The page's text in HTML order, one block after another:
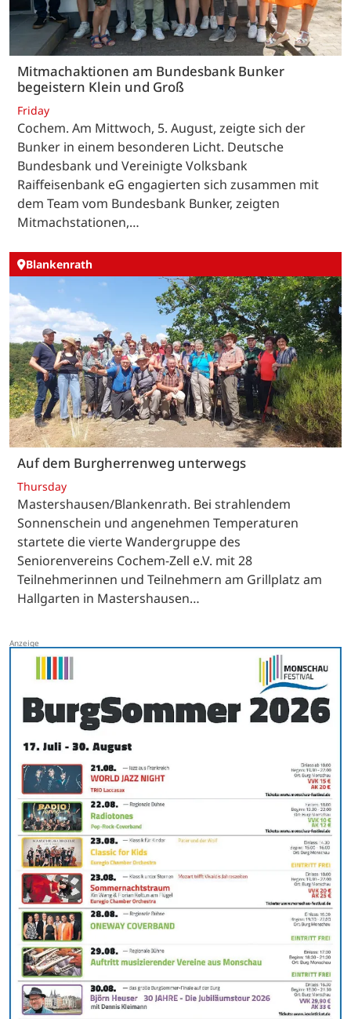
Mitmachaktionen am Bundesbank Bunker
begeistern Klein und Groß
Friday
Cochem. Am Mittwoch, 5. August, zeigte sich der
Bunker in einem besonderen Licht. Deutsche
Bundesbank und Vereinigte Volksbank
Raiffeisenbank eG engagierten sich zusammen mit
dem Team vom Bundesbank Bunker, zeigten
Mitmachstationen,…
Blankenrath
Auf dem Burgherrenweg unterwegs
Thursday
Mastershausen/Blankenrath. Bei strahlendem
Sonnenschein und angenehmen Temperaturen
startete die vierte Wandergruppe des
Seniorenvereins Cochem-Zell e.V. mit 28
Teilnehmerinnen und Teilnehmern am Grillplatz am
Hallgarten in Mastershausen…